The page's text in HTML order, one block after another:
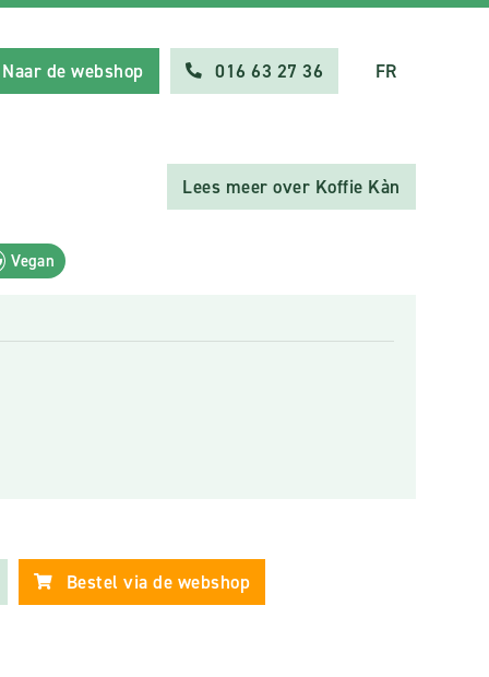
Naar de webshop 016 63 27 36 FR
Lees meer over Koffie Kàn
Vegan
Bestel via de webshop